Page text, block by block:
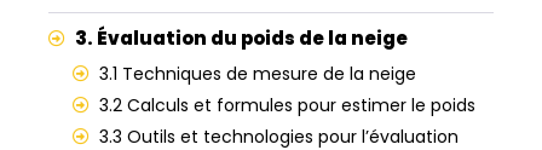
3. Évaluation du poids de la neige
3.1 Techniques de mesure de la neige
3.2 Calculs et formules pour estimer le poids
3.3 Outils et technologies pour l’évaluation